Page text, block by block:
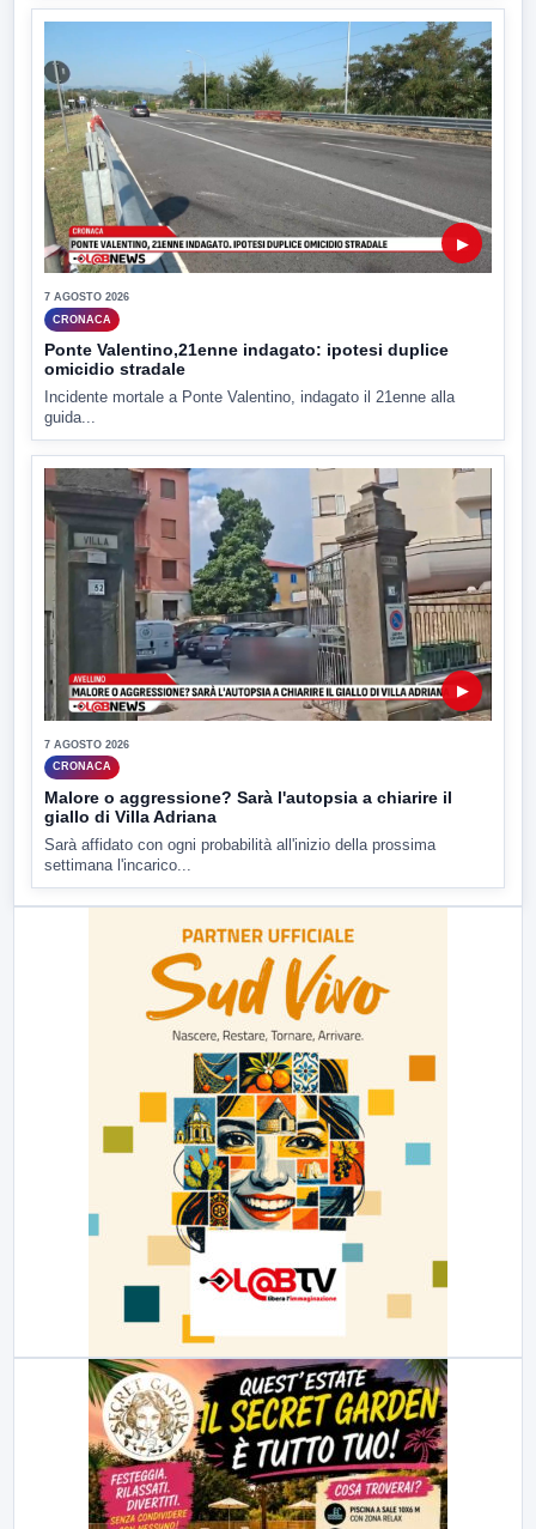
▶
7 AGOSTO 2026
CRONACA
Ponte Valentino,21enne indagato: ipotesi duplice
omicidio stradale
Incidente mortale a Ponte Valentino, indagato il 21enne alla
guida...
▶
7 AGOSTO 2026
CRONACA
Malore o aggressione? Sarà l'autopsia a chiarire il
giallo di Villa Adriana
Sarà affidato con ogni probabilità all'inizio della prossima
settimana l'incarico...